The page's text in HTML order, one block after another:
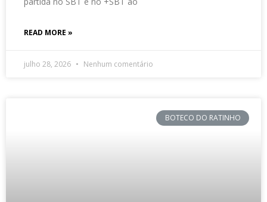
READ MORE »
julho 28, 2026 Nenhum comentário
BOTECO DO RATINHO